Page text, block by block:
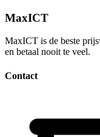
MaxICT
MaxICT is de beste
en betaal nooit te veel.
Contact